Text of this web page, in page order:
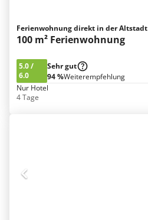
Ferienwohnung direkt in der Altstadt
100 m² Ferienwohnung
5.0/
6.0
Sehr gut
94 %Weiterempfehlung
Nur Hotel
4 Tage